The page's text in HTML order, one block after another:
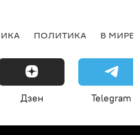
ПОЛИТИКА В МИРЕ
Дзен Telegram